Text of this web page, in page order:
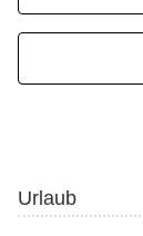
Urlaub